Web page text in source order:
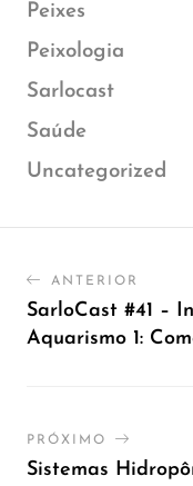
Peixes
Peixologia
Sarlocast
Saúde
Uncategorized
ANTERIOR
SarloCast #41 –
Aquarismo 1:
PRÓXIMO
Sistemas